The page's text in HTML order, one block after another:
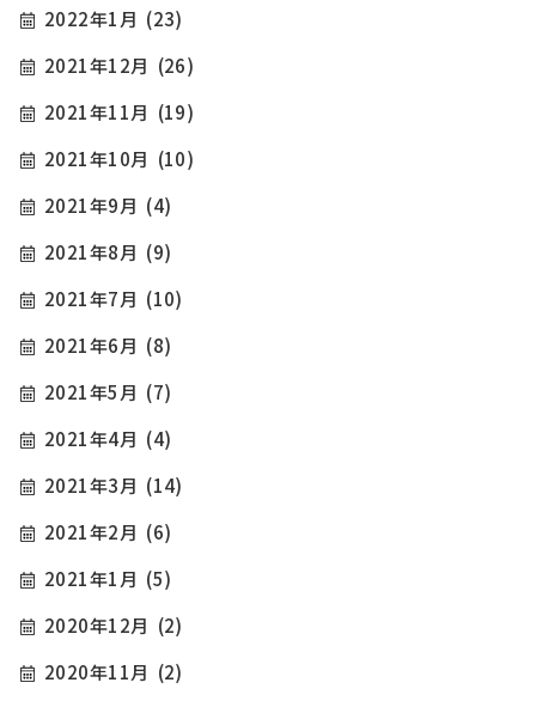
2022年1月 (23)
2021年12月 (26)
2021年11月 (19)
2021年10月 (10)
2021年9月 (4)
2021年8月 (9)
2021年7月 (10)
2021年6月 (8)
2021年5月 (7)
2021年4月 (4)
2021年3月 (14)
2021年2月 (6)
2021年1月 (5)
2020年12月 (2)
2020年11月 (2)